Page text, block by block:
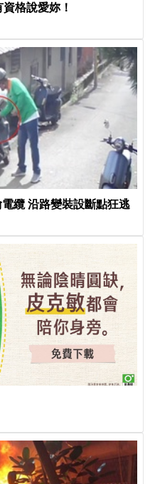
格說愛妳！
纜 沿路變裝設斷點狂逃